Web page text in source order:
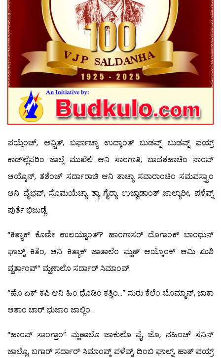
ಪಯ್ಲೆಂಚ್, ಅವ್ಚಿತ್, ಬರ್ಫಾಚ್ಯಾ ಉದ್ಕಾಂತ್ ಬುಡವ್ನ್ ಬುಡವ್ನ್ ವಯ್ರ್
ಕಾಡ್‍ಲ್ಲೆಪರಿಂ ಜಾಲ್ಲೆ ಮುಖೆಲಿ ಆನಿ ಸಾಂಗಾತಿ, ಬಾದಶಹಾಚೆಂ ನಾಂವ್
ಆಯ್ಕೊನ್, ತಶೆಂಚ್ ಸರ್ದಾರಾಚಿ ಆನಿ ತಾಚ್ಯಾ ಸವಾರಾಂಚಿಂ ಸಮವಸ್ತ್ರಾಂ
ಆನಿ ವೈಭವ್, ಸೊಮಯೆಚ್ಯಾ ತ್ಯಾ ಗೈರ‍್ಯಾ ಉಜ್ವಾಡಾಂತ್ ಜಾಲ್ಯಾರೀ, ಪಳೆವ್ನ್
ಪುರ್ತೆ ಭಿಜುಡ್ಲೆ.
“ಕಿತ್ಯಾಕ್ ಕೊಣೀ ಉಲಯ್ನಾಂತ್? ಹಾಂಗಾಸರ್ ದೊಗಾಂಕ್ ಬಾಂಧುನ್
ಘಾಲ್ನ್ ಕಿತೆಂ, ಆನಿ ಕಿತ್ಯಾಕ್ ಜಾತಾಲೆಂ ಮ್ಹಣ್ ಆಯ್ಕೊಂಕ್ ಆಮಿ ಖುಶಿ
ವ್ಹರ್ತಾಂವ್” ಮ್ಹಣಾಲೊ ಸರ್ದಾರ್ ಸಿಮಾಂವ್.
“ಹೊ ಏಕ್ ಕಪಿ ಆನಿ ಹಿಂ ಥೊಡಿಂ ಕತ್ತಿಂ…” ಸುರು ಕೆಲೆಂ ಬೊಮ್ಮಾನ್, ಜಾಕಾ
ಆತಾಂ ಚಾರ್ ಭುಜಾಂ ಜಾಲ್ಲಿಂ.
“ಹಾಂವ್ ಸಾಂಗ್ತಾಂ” ಮ್ಹಣಾಲೊ ಜಾಕುಲೊ ಪೈ, ಜೊ, ನಹಿಂಚ್ ಸನಿನ್
ಜಾಲ್ಲೊ, ಬಗಾರ್ ಸರ್ದಾರ್ ಸಿಮಾಂವ್ಕ್ ಪಳೆವ್ನ್, ದಿಂಬಿ ಘಾಲ್ನ್, ಹಾತ್ ವಯ್ರ್